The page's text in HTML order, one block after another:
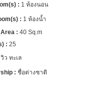
1 ห้องนอน
1 ห้องน้ำ
40 Sq.m
25
วิว ทะเล
ชื่อต่างชาติ